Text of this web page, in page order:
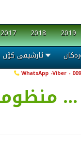
2017 2018 2019
ئارشیفی کۆن
WhatsApp -Viber -